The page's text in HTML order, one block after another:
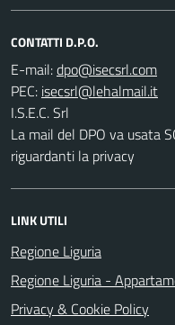
CONTATTI D.P.O.
E-mail:
PEC:
I.S.E.C. Srl
La mail del DPO va usata
riguardanti la privacy
LINK UTILI
Regione Liguria
Regione Liguria -
Privacy & Cookie Policy